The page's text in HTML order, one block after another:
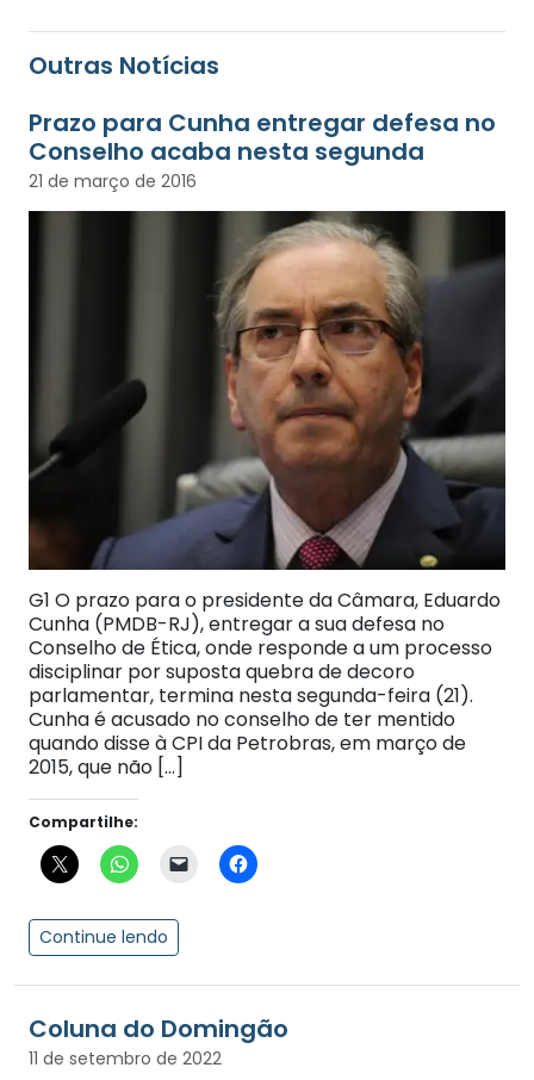
Outras Notícias
Prazo para Cunha entregar defesa no
Conselho acaba nesta segunda
21 de março de 2016
G1 O prazo para o presidente da Câmara, Eduardo
Cunha (PMDB-RJ), entregar a sua defesa no
Conselho de Ética, onde responde a um processo
disciplinar por suposta quebra de decoro
parlamentar, termina nesta segunda-feira (21).
Cunha é acusado no conselho de ter mentido
quando disse à CPI da Petrobras, em março de
2015, que não […]
Compartilhe:
Continue lendo
Coluna do Domingão
11 de setembro de 2022